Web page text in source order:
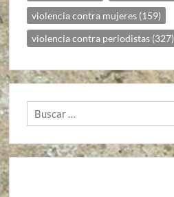
violencia contra mujeres (159)
violencia contra periodistas (327)